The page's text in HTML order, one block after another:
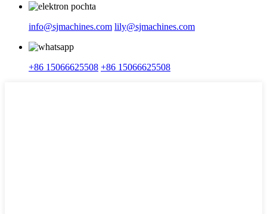
info@sjmachines.com lily@sjmachines.com
+86 15066625508 +86 15066625508